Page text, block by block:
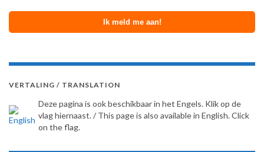
VERTALING / TRANSLATION
Deze pagina is ook beschikbaar in het Engels. Klik op de
vlag hiernaast. / This page is also available in English. Click
on the flag.